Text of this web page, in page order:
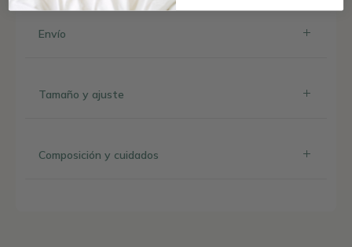
Envío
Tamaño y ajuste
Composición y cuidados